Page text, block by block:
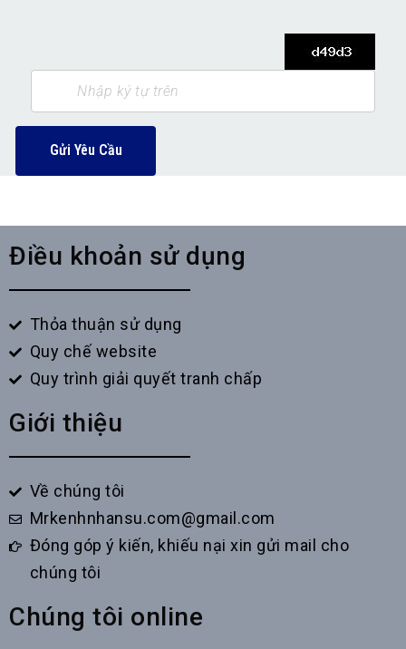
Gửi Yêu Cầu
Điều khoản sử dụng
Thỏa thuận sử dụng
Quy chế website
Quy trình giải quyết tranh chấp
Giới thiệu
Về chúng tôi
Mrkenhnhansu.com@gmail.com
Đóng góp ý kiến, khiếu nại xin gửi mail cho
chúng tôi
Chúng tôi online